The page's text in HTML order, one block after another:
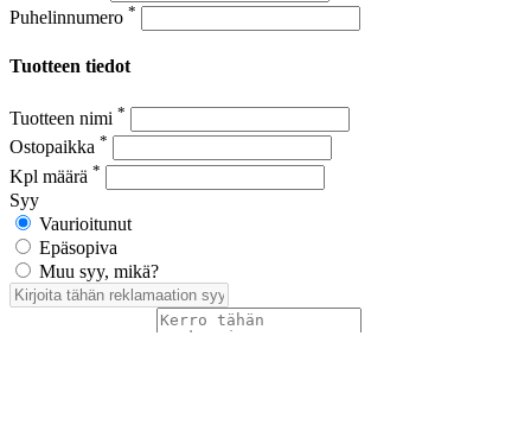
Puhelinnumero *
Tuotteen tiedot
Tuotteen nimi *
Ostopaikka *
Kpl määrä *
Syy
Vaurioitunut
Epäsopiva
Muu syy, mikä?